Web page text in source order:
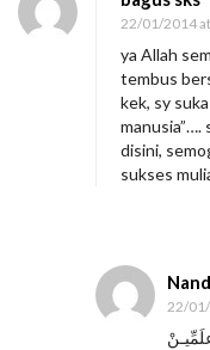
g
i
k
a
22/01/2014
ya Allah
tembus
kek, sy
disini,
sukses
22/